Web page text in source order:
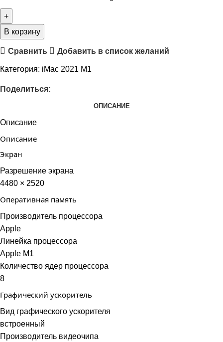
В корзину
Сравнить Добавить в список желаний
Категория: iMac 2021 M1
Поделиться:
ОПИСАНИЕ
Описание
Описание
Экран
Разрешение экрана
4480 × 2520
Оперативная память
Производитель процессора
Apple
Линейка процессора
Apple M1
Количество ядер процессора
8
Графический ускоритель
Вид графического ускорителя
встроенный
Производитель видеочипа